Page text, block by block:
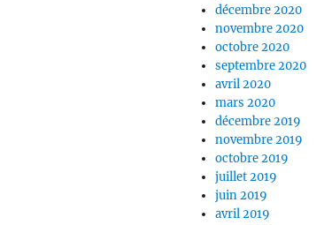
décembre 2020
novembre 2020
octobre 2020
septembre 2020
avril 2020
mars 2020
décembre 2019
novembre 2019
octobre 2019
juillet 2019
juin 2019
avril 2019